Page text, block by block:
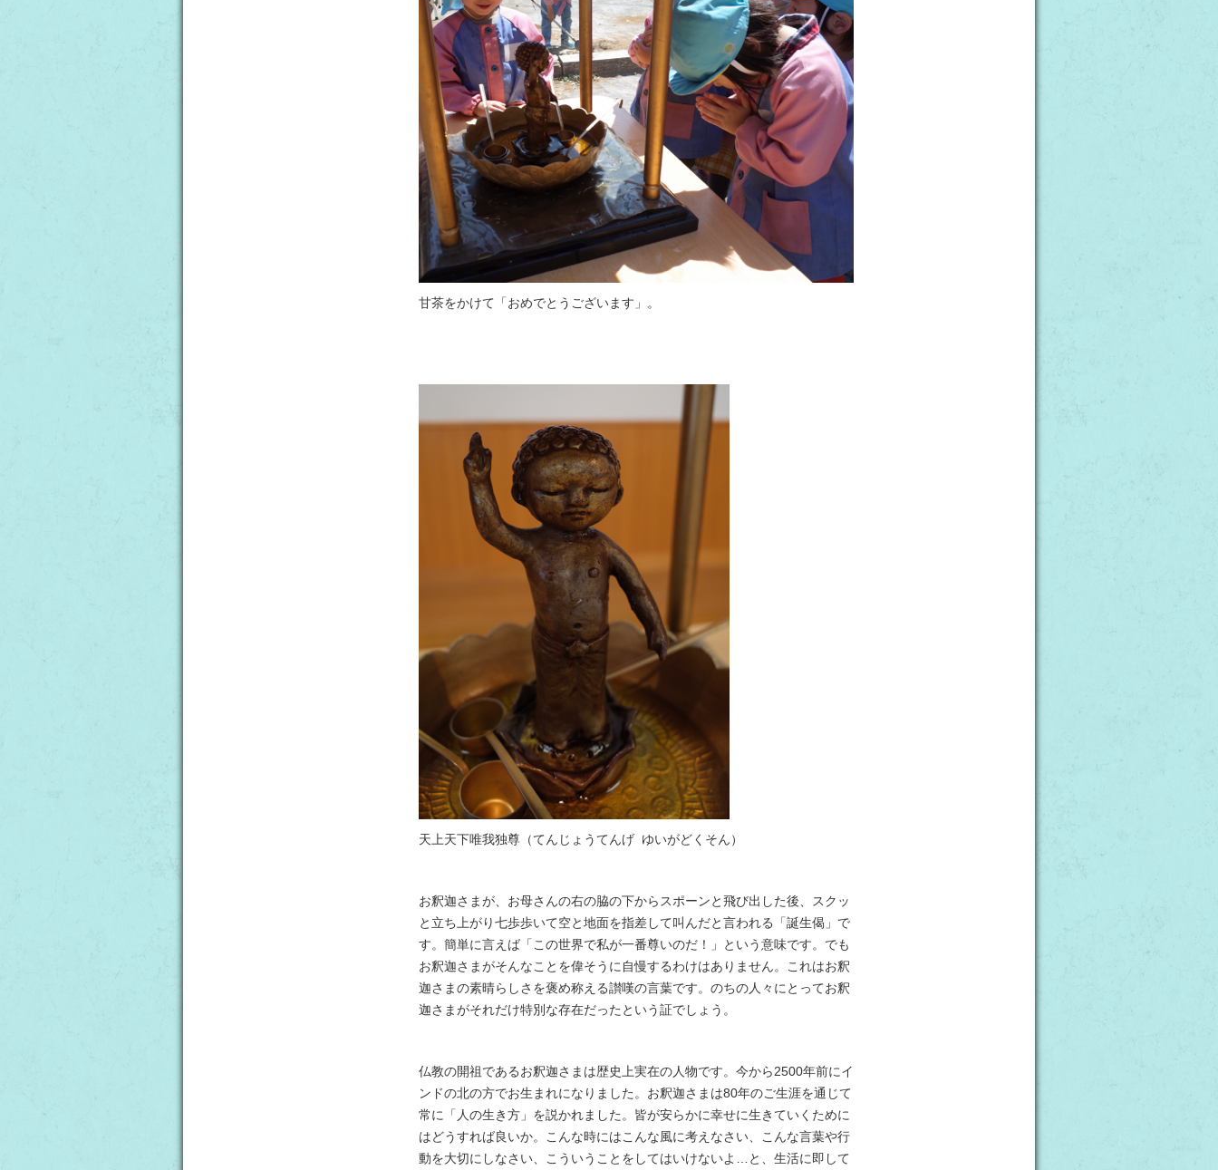
甘茶をかけて「おめでとうございます」。
天上天下唯我独尊（てんじょうてんげ ゆいがどくそん）
お釈迦さまが、お母さんの右の脇の下からスポーンと飛び出した後、スクッ
と立ち上がり七歩歩いて空と地面を指差して叫んだと言われる「誕生偈」で
す。簡単に言えば「この世界で私が一番尊いのだ！」という意味です。でも
お釈迦さまがそんなことを偉そうに自慢するわけはありません。これはお釈
迦さまの素晴らしさを褒め称える讃嘆の言葉です。のちの人々にとってお釈
迦さまがそれだけ特別な存在だったという証でしょう。
仏教の開祖であるお釈迦さまは歴史上実在の人物です。今から2500年前にイ
ンドの北の方でお生まれになりました。お釈迦さまは80年のご生涯を通じて
常に「人の生き方」を説かれました。皆が安らかに幸せに生きていくために
はどうすれば良いか。こんな時にはこんな風に考えなさい、こんな言葉や行
動を大切にしなさい、こういうことをしてはいけないよ…と、生活に即して